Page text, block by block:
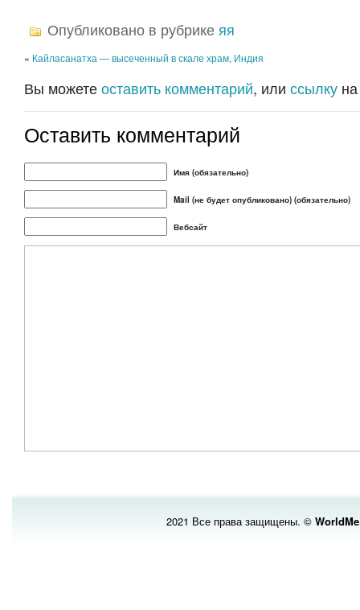
Опубликовано в рубрике яя
« Кайласанатха — высеченный в скале храм, Индия
Вы можетеоставить комментарий, или ссылку
Оставить комментарий
Имя (обязательно)
Mail (не будет опубликовано) (обязательно)
Вебсайт
2021 Все права защищены. ©